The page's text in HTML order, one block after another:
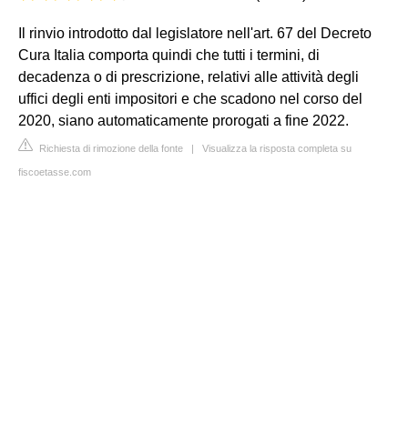
Il rinvio introdotto dal legislatore nell'art. 67 del Decreto
Cura Italia comporta quindi che tutti i termini, di
decadenza o di prescrizione, relativi alle attività degli
uffici degli enti impositori e che scadono nel corso del
2020, siano automaticamente prorogati a fine 2022.
Richiesta di rimozione della fonte | Visualizza la risposta completa su
fiscoetasse.com